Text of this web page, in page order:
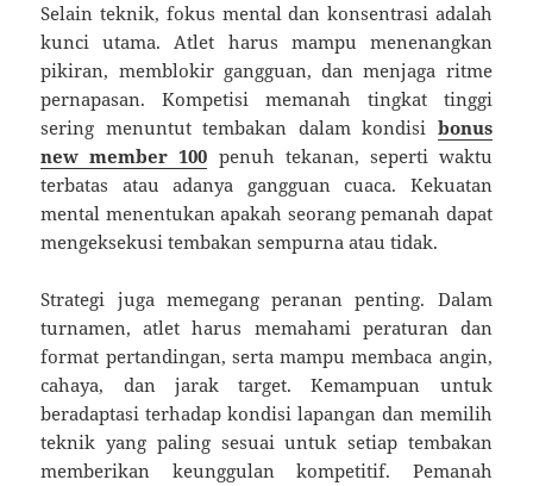
Selain teknik, fokus mental dan konsentrasi adalah
kunci utama. Atlet harus mampu menenangkan
pikiran, memblokir gangguan, dan menjaga ritme
pernapasan. Kompetisi memanah tingkat tinggi
sering menuntut tembakan dalam kondisi bonus
new member 100 penuh tekanan, seperti waktu
terbatas atau adanya gangguan cuaca. Kekuatan
mental menentukan apakah seorang pemanah dapat
mengeksekusi tembakan sempurna atau tidak.
Strategi juga memegang peranan penting. Dalam
turnamen, atlet harus memahami peraturan dan
format pertandingan, serta mampu membaca angin,
cahaya, dan jarak target. Kemampuan untuk
beradaptasi terhadap kondisi lapangan dan memilih
teknik yang paling sesuai untuk setiap tembakan
memberikan keunggulan kompetitif. Pemanah